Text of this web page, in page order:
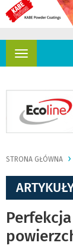
Rozwiń
STRONA GŁÓWNA